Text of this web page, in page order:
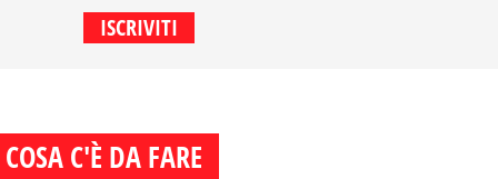
COSA C'È DA FARE